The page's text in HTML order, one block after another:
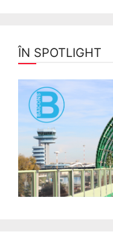
ÎN SPOTLIGHT